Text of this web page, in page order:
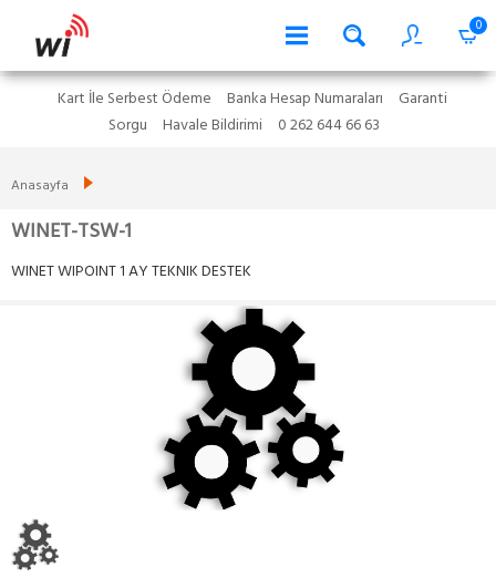
0
Kart İle Serbest Ödeme Banka Hesap Numaraları
Garanti
Sorgu
Havale Bildirimi 0 262 644 66 63
Anasayfa
WINET-TSW-1
WINET WIPOINT 1 AY TEKNIK DESTEK